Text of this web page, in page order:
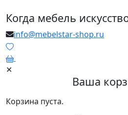
Когда мебель
info@mebelstar-shop.ru
✕
Ваша
Корзина пуста.